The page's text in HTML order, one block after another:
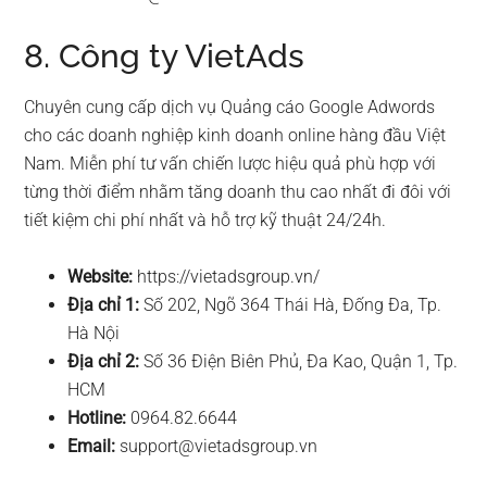
8. Công ty VietAds
Chuyên cung cấp dịch vụ Quảng cáo Google Adwords
cho các doanh nghiệp kinh doanh online hàng đầu Việt
Nam. Miễn phí tư vấn chiến lược hiệu quả phù hợp với
từng thời điểm nhằm tăng doanh thu cao nhất đi đôi với
tiết kiệm chi phí nhất và hỗ trợ kỹ thuật 24/24h.
Website: https://vietadsgroup.vn/
Địa chỉ 1: Số 202, Ngõ 364 Thái Hà, Đống Đa, Tp.
Hà Nội
Địa chỉ 2: Số 36 Điện Biên Phủ, Đa Kao, Quận 1, Tp.
HCM
Hotline: 0964.82.6644
Email: support@vietadsgroup.vn